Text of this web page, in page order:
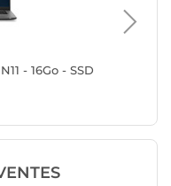
- 16Go - SSD